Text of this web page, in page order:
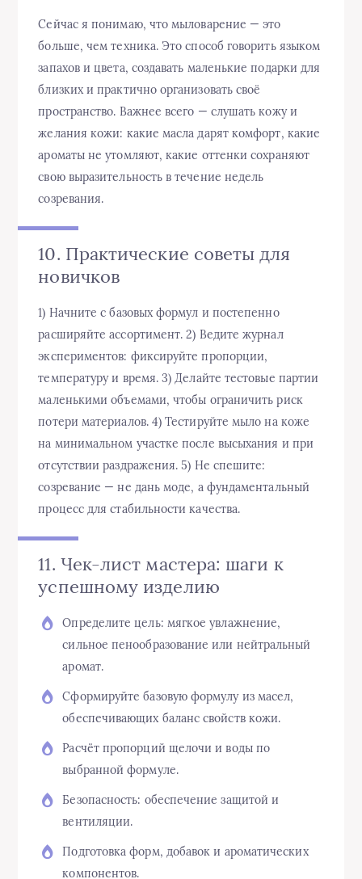
Сейчас я понимаю, что мыловарение — это
больше, чем техника. Это способ говорить языком
запахов и цвета, создавать маленькие подарки для
близких и практично организовать своё
пространство. Важнее всего — слушать кожу и
желания кожи: какие масла дарят комфорт, какие
ароматы не утомляют, какие оттенки сохраняют
свою выразительность в течение недель
созревания.
10. Практические советы для
новичков
1) Начните с базовых формул и постепенно
расширяйте ассортимент. 2) Ведите журнал
экспериментов: фиксируйте пропорции,
температуру и время. 3) Делайте тестовые партии
маленькими объемами, чтобы ограничить риск
потери материалов. 4) Тестируйте мыло на коже
на минимальном участке после высыхания и при
отсутствии раздражения. 5) Не спешите:
созревание — не дань моде, а фундаментальный
процесс для стабильности качества.
11. Чек-лист мастера: шаги к
успешному изделию
Определите цель: мягкое увлажнение,
сильное пенообразование или нейтральный
аромат.
Сформируйте базовую формулу из масел,
обеспечивающих баланс свойств кожи.
Расчёт пропорций щелочи и воды по
выбранной формуле.
Безопасность: обеспечение защитой и
вентиляции.
Подготовка форм, добавок и ароматических
компонентов.